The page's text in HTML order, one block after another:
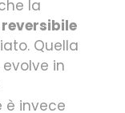
la
Quella
in
invece